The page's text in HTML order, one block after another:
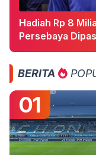
Hadiah Rp 8
Persebaya
BERITA
01